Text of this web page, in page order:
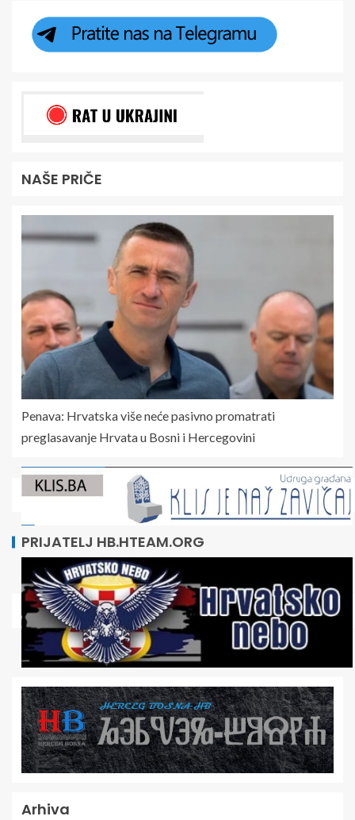
NAŠE PRIČE
Penava: Hrvatska više neće pasivno promatrati
preglasavanje Hrvata u Bosni i Hercegovini
PRIJATELJ HB.HTEAM.ORG
Arhiva